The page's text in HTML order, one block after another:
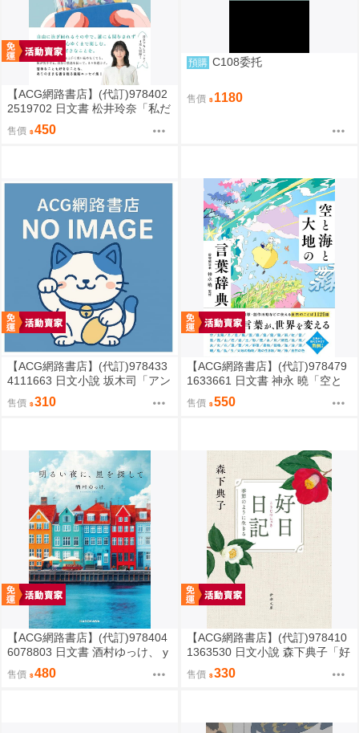
【ACG網路書店】(代訂)978402
2519702 日文書 松井玲奈「私だ
けの水槽」
售價 450
預購 C108委托
售價 1180
【ACG網路書店】(代訂)978433
4111663 日文小說 坂木司「アン
と幸福」
售價 310
【ACG網路書店】(代訂)978479
1633661 日文書 神永 曉「空と
海と大地の言葉辞典」
售價 550
【ACG網路書店】(代訂)978404
6078803 日文書 酒村ゆっけ、 y
ukke sakamura「明るい夜に、
星を探して」
售價 480
【ACG網路書店】(代訂)978410
1363530 日文小說 森下典子「好
日日記：季節のように生きる」
售價 330